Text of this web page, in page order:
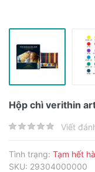
Hộp chì verithin
Viết
Tình trạng: Tạm hết
SKU: 29304000000